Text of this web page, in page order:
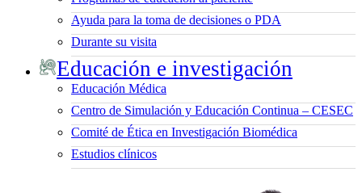
Ayuda para la toma de decisiones o PDA
Durante su visita
Educación e investigación
Educación Médica
Centro de Simulación y Educación Continua – CESEC
Comité de Ética en Investigación Biomédica
Estudios clínicos